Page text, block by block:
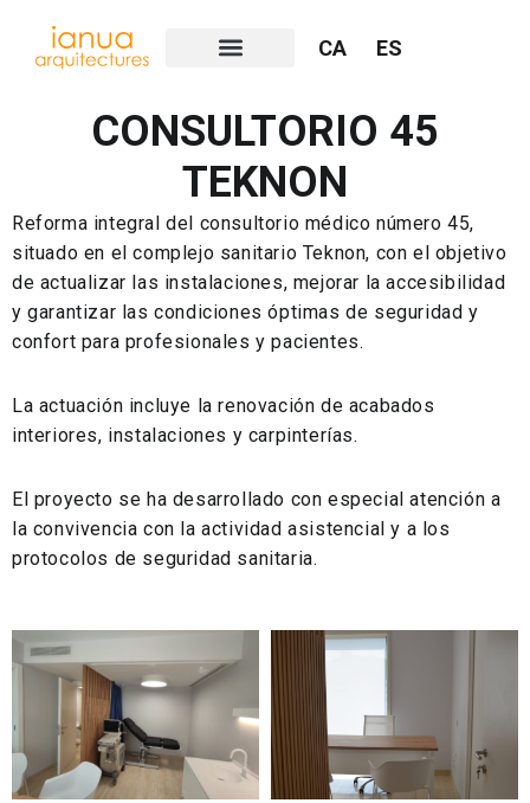
CA ES
CONSULTORIO 45
TEKNON
Reforma integral del consultorio médico número 45,
situado en el complejo sanitario Teknon, con el objetivo
de actualizar las instalaciones, mejorar la accesibilidad
y garantizar las condiciones óptimas de seguridad y
confort para profesionales y pacientes.
La actuación incluye la renovación de acabados
interiores, instalaciones y carpinterías.
El proyecto se ha desarrollado con especial atención a
la convivencia con la actividad asistencial y a los
protocolos de seguridad sanitaria.